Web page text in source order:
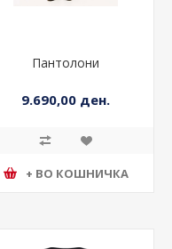
Пантолони
9.690,00 ден.
+ ВО КОШНИЧКА